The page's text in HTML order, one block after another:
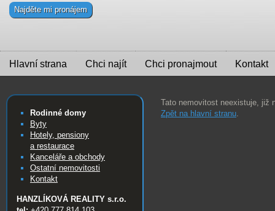
Hlavní strana Chci najít Chci pronajmout Kontakt
Najděte mi pronájem
Tato nemovitost neexistuje, již
Zpět na hlavní stranu.
Rodinné domy
Byty
Hotely, pensiony
a restaurace
Kanceláře a obchody
Ostatní nemovitosti
Kontakt
HANZLÍKOVÁ REALITY s.r.o.